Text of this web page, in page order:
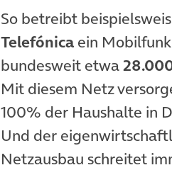
So betreibt
Telefónica ein
bundesweit etwa
Mit diesem Netz
100% der Haushalte in
Und der
Netzausbau schreitet